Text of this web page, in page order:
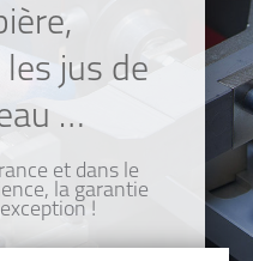
jus de
…
et dans le
la garantie
!
tous types de boissons
sur demande